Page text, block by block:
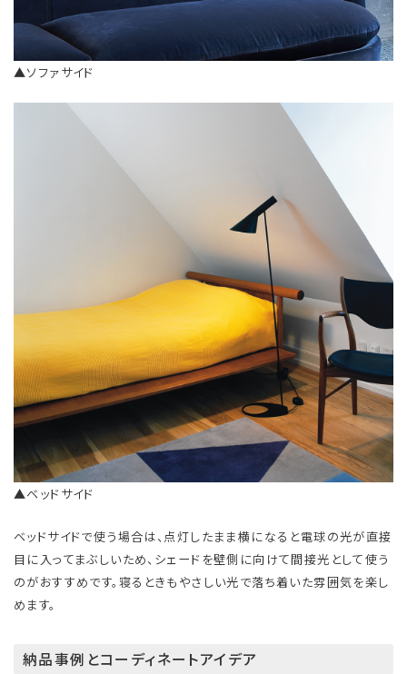
▲ソファサイド
▲ベッドサイド
ベッドサイドで使う場合は、点灯したまま横になると電球の光が直接
目に入ってまぶしいため、シェードを壁側に向けて間接光として使う
のがおすすめです。寝るときもやさしい光で落ち着いた雰囲気を楽し
めます。
納品事例とコーディネートアイデア